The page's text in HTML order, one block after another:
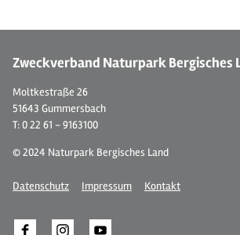
Zweckverband Naturpark Bergisches
Moltkestraße 26
51643 Gummersbach
T: 0 22 61 - 9163100
© 2024 Naturpark Bergisches Land
Datenschutz Impressum Kontakt